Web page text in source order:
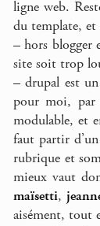
ligne web.
du template, et
– hors blogger
site soit trop
– drupal est
pour moi, par
modulable, et
faut partir
rubrique et
mieux vaut
maïsetti,
aisément, tout